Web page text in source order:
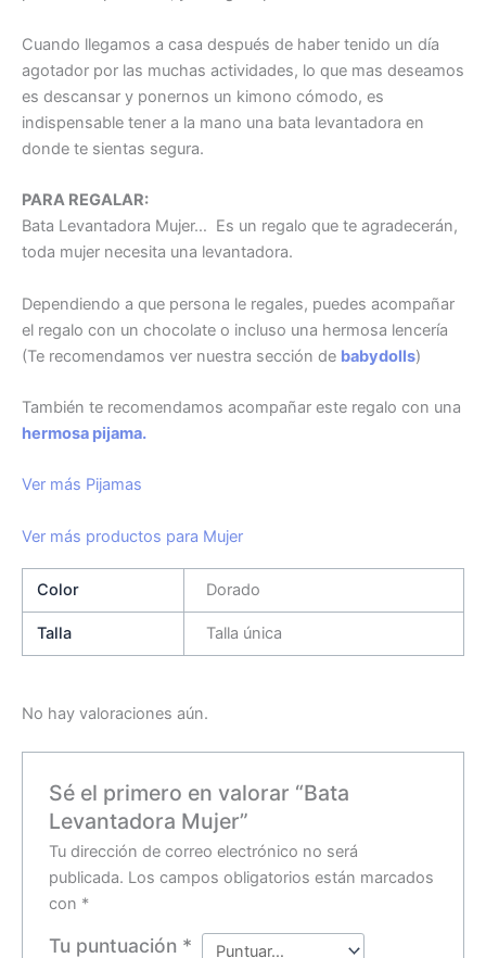
Cuando llegamos a casa después de haber tenido un día
agotador por las muchas actividades, lo que mas deseamos
es descansar y ponernos un kimono cómodo, es
indispensable tener a la mano una bata levantadora en
donde te sientas segura.
PARA REGALAR:
Bata Levantadora Mujer… Es un regalo que te agradecerán,
toda mujer necesita una levantadora.
Dependiendo a que persona le regales, puedes acompañar
el regalo con un chocolate o incluso una hermosa lencería
(Te recomendamos ver nuestra sección de babydolls)
También te recomendamos acompañar este regalo con una
hermosa pijama.
Ver más Pijamas
Ver más productos para Mujer
Color Dorado
Talla Talla única
No hay valoraciones aún.
Sé el primero en valorar “Bata
Levantadora Mujer”
Tu dirección de correo electrónico no será
publicada. Los campos obligatorios están marcados
con *
Tu puntuación *